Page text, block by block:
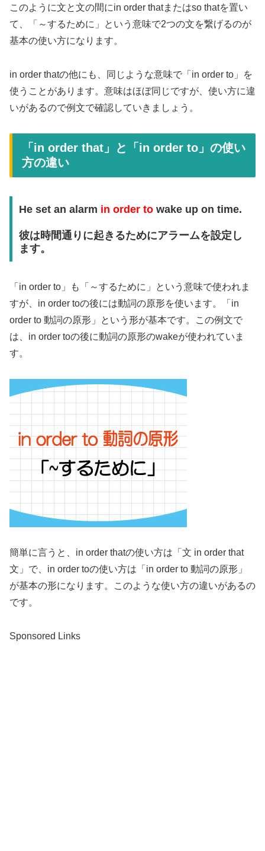
このように文と文の間にin order thatまたはso thatを置い
て、「～するために」という意味で2つの文を繋げるのが
基本の使い方になります。
in order thatの他にも、同じような意味で「in order to」を
使うことがあります。意味はほぼ同じですが、使い方に違
いがあるので例文で確認していきましょう。
「in order that」と「in order to」の使い
方の違い
He set an alarm in order towake up on time.
彼は時間通りに起きるためにアラームを設定し
ます。
「in order to」も「～するために」という意味で使われま
すが、in order toの後には動詞の原形を使います。「in
order to 動詞の原形」という形が基本です。この例文で
は、in order toの後に動詞の原形のwakeが使われていま
す。
簡単に言うと、in order thatの使い方は「文 in order that
文」で、in order toの使い方は「in order to 動詞の原形」
が基本の形になります。このような使い方の違いがあるの
です。
Sponsored Links